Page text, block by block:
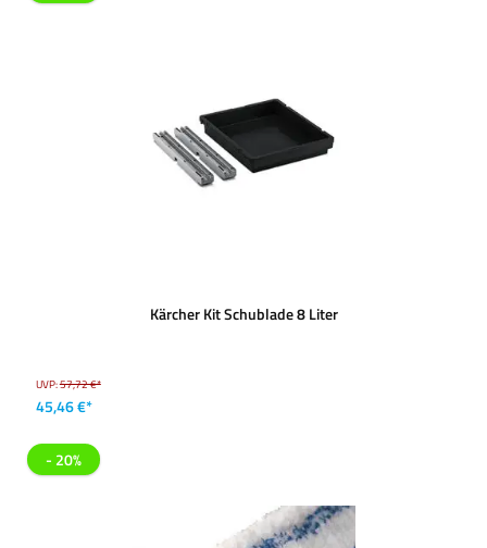
Kärcher Kit Schublade 8 Liter
UVP:57,72 €*
45,46 €*
- 20%